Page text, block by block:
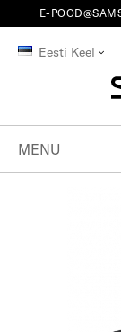
E-
Eesti Keel
MENU